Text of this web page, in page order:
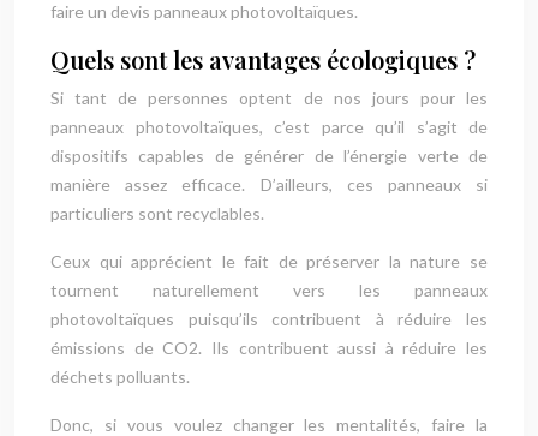
faire un devis panneaux photovoltaïques.
Quels sont les avantages écologiques ?
Si tant de personnes optent de nos jours pour les
panneaux photovoltaïques, c’est parce qu’il s’agit de
dispositifs capables de générer de l’énergie verte de
manière assez efficace. D’ailleurs, ces panneaux si
particuliers sont recyclables.
Ceux qui apprécient le fait de préserver la nature se
tournent naturellement vers les panneaux
photovoltaïques puisqu’ils contribuent à réduire les
émissions de CO2. Ils contribuent aussi à réduire les
déchets polluants.
Donc, si vous voulez changer les mentalités, faire la